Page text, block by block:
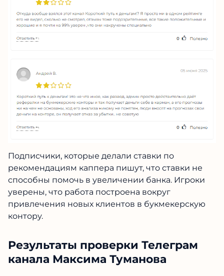
Подписчики, которые делали ставки по
рекомендациям каппера пишут, что ставки не
способны помочь в увеличении банка. Игроки
уверены, что работа построена вокруг
привлечения новых клиентов в букмекерскую
контору.
Результаты проверки Телеграм
канала Максима Туманова